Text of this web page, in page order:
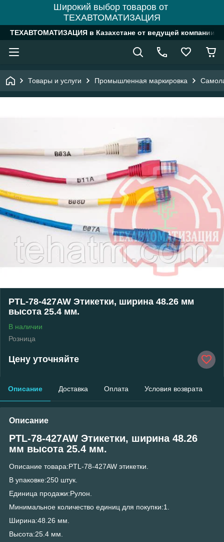
Широкий выбор товаров от
ТЕХАВТОМАТИЗАЦИЯ
ТЕХАВТОМАТИЗАЦИЯ в Казахстане от ведущей компании
Товары и услуги Промышленная маркировка
PTL-78-427AW Этикетки, ширина 48.26 мм
высота 25.4 мм.
В наличии
Розница
Цену уточняйте
Описание Доставка Оплата Условия возврата
Описание
PTL-78-427AW Этикетки, ширина 48.26
мм высота 25.4 мм.
Описание товара:PTL-78-427AW этикетки.
В упаковке:250 штук.
Единица продажи:Рулон.
Минимальное количество единиц для покупки:1.
Ширина:48.26 мм.
Высота:25.4 мм.